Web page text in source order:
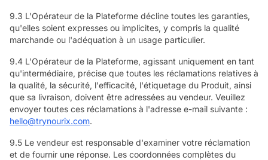
9.3 L'Opérateur de la Plateforme décline toutes les garanties,
qu'elles soient expresses ou implicites, y compris la qualité
marchande ou l'adéquation à un usage particulier.
9.4 L'Opérateur de la Plateforme, agissant uniquement en tant
qu'intermédiaire, précise que toutes les réclamations relatives à
la qualité, la sécurité, l'efficacité, l'étiquetage du Produit, ainsi
que sa livraison, doivent être adressées au vendeur. Veuillez
envoyer toutes ces réclamations à l'adresse e-mail suivante :
hello@trynourix.com.
9.5 Le vendeur est responsable d'examiner votre réclamation
et de fournir une réponse. Les coordonnées complètes du